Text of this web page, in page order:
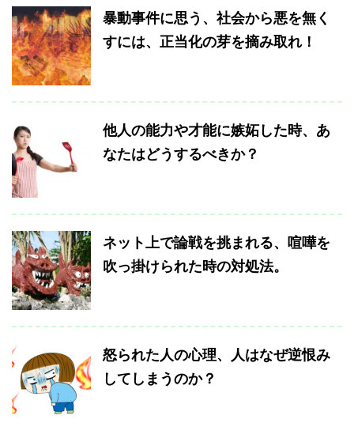
暴動事件に思う、社会から悪を無く
すには、正当化の芽を摘み取れ！
他人の能力や才能に嫉妬した時、あ
なたはどうするべきか？
ネット上で論戦を挑まれる、喧嘩を
吹っ掛けられた時の対処法。
怒られた人の心理、人はなぜ逆恨み
してしまうのか？